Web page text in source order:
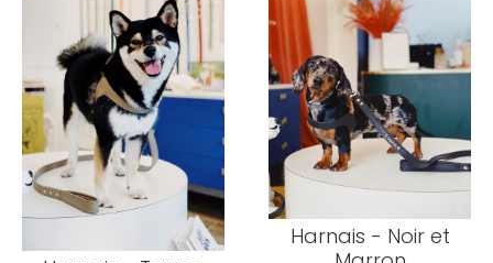
Harnais - Noir et